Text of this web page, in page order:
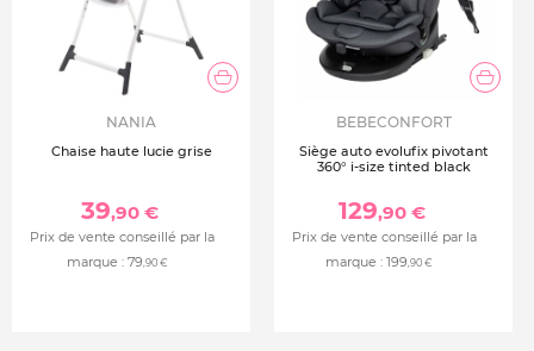
NANIA
Chaise haute lucie grise
39,90 €
Prix de vente conseillé par la
marque : 79,90 €
BEBECONFORT
Siège auto evolufix pivotant
360° i-size tinted black
129,90 €
Prix de vente conseillé par la
marque : 199,90 €